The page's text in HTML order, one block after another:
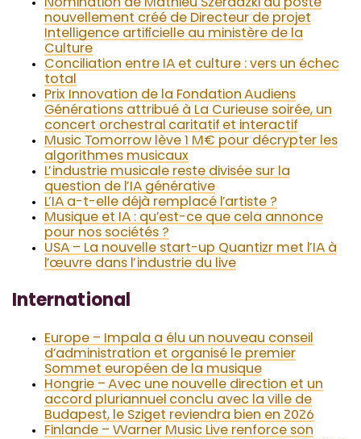
Nomination de Mathieu Szeradzki au poste
nouvellement créé de Directeur de projet
Intelligence artificielle au ministère de la
Culture
Conciliation entre IA et culture : vers un échec
total
Prix Innovation de la Fondation Audiens
Générations attribué à La Curieuse soirée, un
concert orchestral caritatif et interactif
Music Tomorrow lève 1 M€ pour décrypter les
algorithmes musicaux
L’industrie musicale reste divisée sur la
question de l’IA générative
L’IA a-t-elle déjà remplacé l’artiste ?
Musique et IA : qu’est-ce que cela annonce
pour nos sociétés ?
USA – La nouvelle start-up Quantizr met l’IA à
l’œuvre dans l’industrie du live
International
Europe – Impala a élu un nouveau conseil
d’administration et organisé le premier
Sommet européen de la musique
Hongrie – Avec une nouvelle direction et un
accord pluriannuel conclu avec la ville de
Budapest, le Sziget reviendra bien en 2026
Finlande – Warner Music Live renforce son